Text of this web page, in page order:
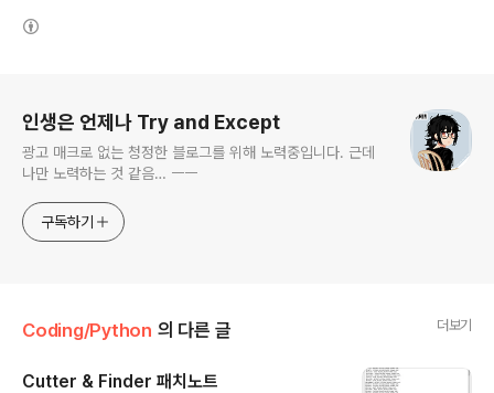
인생은 언제나 Try and Except
광고 매크로 없는 청정한 블로그를 위해 노력중입니다. 근데
나만 노력하는 것 같음… ㅡㅡ
구독하기
Coding/Python 의 다른 글 더보기
Cutter & Finder 패치노트